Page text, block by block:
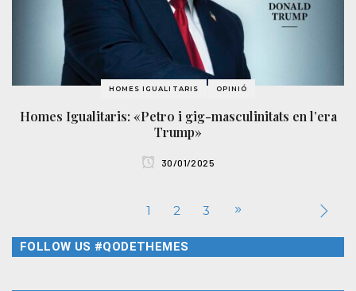
HOMES IGUALITARIS OPINIÓ
Homes Igualitaris: «Petro i gig-masculinitats en l’era
Trump»
30/01/2025
1 2 3
FOLLOW US #QODETHEMES